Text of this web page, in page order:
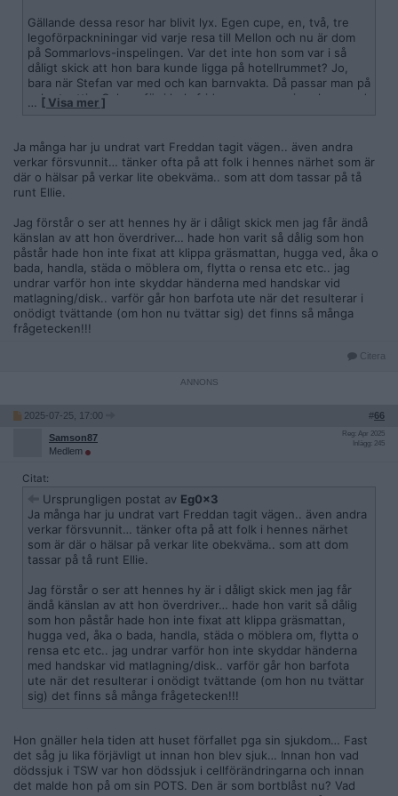
Gällande dessa resor har blivit lyx. Egen cupe, en, två, tre
legoförpackniningar vid varje resa till Mellon och nu är dom
på Sommarlovs-inspelingen. Var det inte hon som var i så
dåligt skick att hon bara kunde ligga på hotellrummet? Jo,
bara när Stefan var med och kan barnvakta. Då passar man på
och utnyttja. Och varför i hela fridens namn envisas hon med
att benämna honom som PAPPA? Han är inte Mellons pappa!
… [ Visa mer ]
Ja många har ju undrat vart Freddan tagit vägen.. även andra
verkar försvunnit… tänker ofta på att folk i hennes närhet som är
där o hälsar på verkar lite obekväma.. som att dom tassar på tå
runt Ellie.
Jag förstår o ser att hennes hy är i dåligt skick men jag får ändå
känslan av att hon överdriver… hade hon varit så dålig som hon
påstår hade hon inte fixat att klippa gräsmattan, hugga ved, åka o
bada, handla, städa o möblera om, flytta o rensa etc etc.. jag
undrar varför hon inte skyddar händerna med handskar vid
matlagning/disk.. varför går hon barfota ute när det resulterar i
onödigt tvättande (om hon nu tvättar sig) det finns så många
frågetecken!!!
Citera
2025-07-25, 17:00 #66
Samson87
Medlem
Reg: Apr 2025
Inlägg: 245
Citat:
Ursprungligen postat av Eg0x3
Ja många har ju undrat vart Freddan tagit vägen.. även andra
verkar försvunnit… tänker ofta på att folk i hennes närhet
som är där o hälsar på verkar lite obekväma.. som att dom
tassar på tå runt Ellie.
Jag förstår o ser att hennes hy är i dåligt skick men jag får
ändå känslan av att hon överdriver… hade hon varit så dålig
som hon påstår hade hon inte fixat att klippa gräsmattan,
hugga ved, åka o bada, handla, städa o möblera om, flytta o
rensa etc etc.. jag undrar varför hon inte skyddar händerna
med handskar vid matlagning/disk.. varför går hon barfota
ute när det resulterar i onödigt tvättande (om hon nu tvättar
sig) det finns så många frågetecken!!!
Hon gnäller hela tiden att huset förfallet pga sin sjukdom… Fast
det såg ju lika förjävligt ut innan hon blev sjuk… Innan hon vad
dödssjuk i TSW var hon dödssjuk i cellförändringarna och innan
det malde hon på om sin POTS. Den är som bortblåst nu? Vad